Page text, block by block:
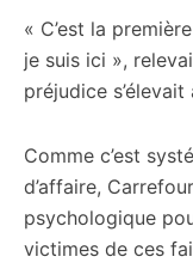
« C’est la
je suis ici »,
préjudice s’élevait
Comme c’est
d’affaire,
psychologique
victimes de ces